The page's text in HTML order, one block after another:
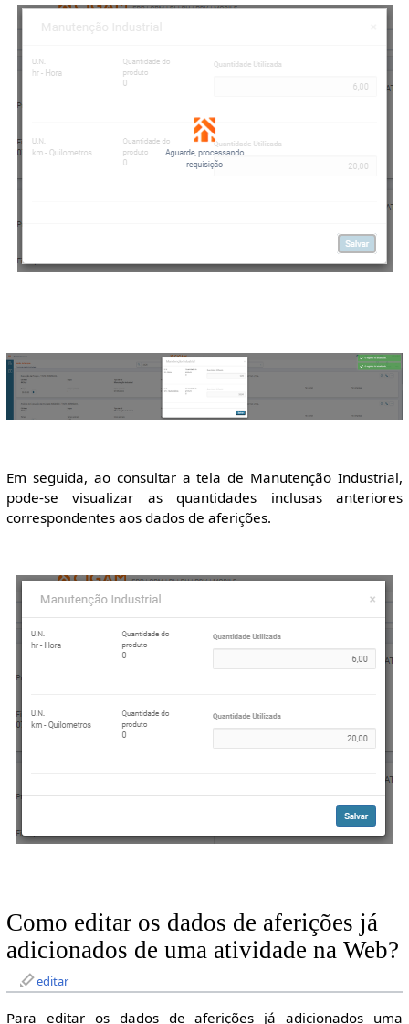
Em seguida, ao consultar a tela de Manutenção Industrial,
pode-se visualizar as quantidades inclusas anteriores
correspondentes aos dados de aferições.
Como editar os dados de aferições já
adicionados de uma atividade na Web?
editar
Para editar os dados de aferições já adicionados uma